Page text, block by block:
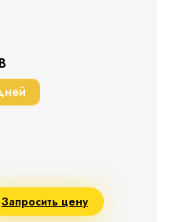
Запросить цену